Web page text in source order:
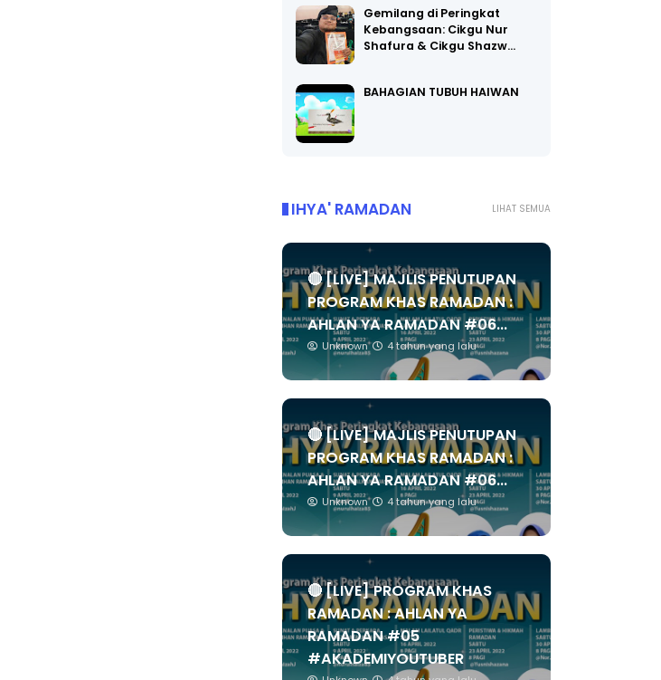
Gemilang di Peringkat
Kebangsaan: Cikgu Nur
Shafura & Cikgu Shazw…
BAHAGIAN TUBUH HAIWAN
LIHAT SEMUA
IHYA' RAMADAN
🔴 [LIVE] MAJLIS PENUTUPAN
PROGRAM KHAS RAMADAN :
AHLAN YA RAMADAN #06...
Unknown 4 tahun yang lalu
🔴 [LIVE] MAJLIS PENUTUPAN
PROGRAM KHAS RAMADAN :
AHLAN YA RAMADAN #06...
Unknown 4 tahun yang lalu
🔴 [LIVE] PROGRAM KHAS
RAMADAN : AHLAN YA
RAMADAN #05
#AKADEMIYOUTUBER